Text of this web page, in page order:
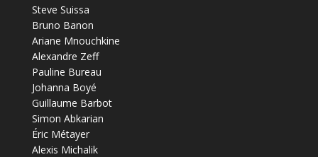
Steve Suissa
Bruno Banon
Ariane Mnouchkine
Alexandre Zeff
Pauline Bureau
Johanna Boyé
Guillaume Barbot
Simon Abkarian
Éric Métayer
Alexis Michalik